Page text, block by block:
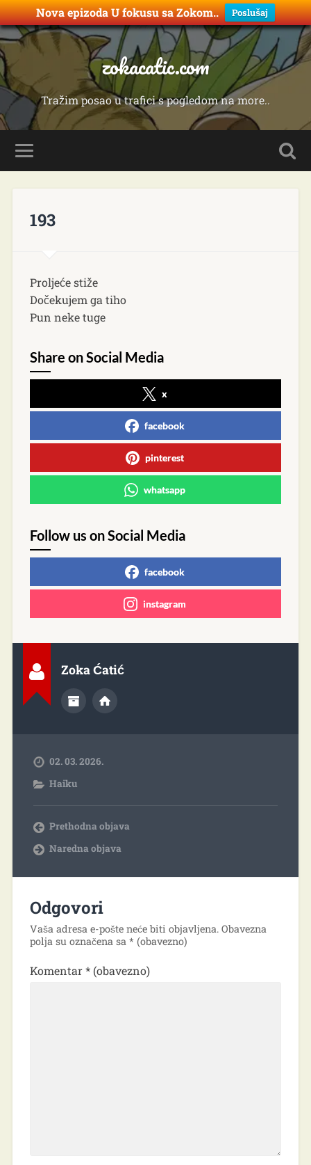
Nova epizoda U fokusu sa Zokom.. Poslušaj
zokacatic.com
Tražim posao u trafici s pogledom na more..
193
Proljeće stiže
Dočekujem ga tiho
Pun neke tuge
Share on Social Media
x
facebook
pinterest
whatsapp
Follow us on Social Media
facebook
instagram
Zoka Ćatić
02. 03. 2026.
Haiku
Prethodna objava
Naredna objava
Odgovori
Vaša adresa e-pošte neće biti objavljena. Obavezna
polja su označena sa * (obavezno)
Komentar* (obavezno)